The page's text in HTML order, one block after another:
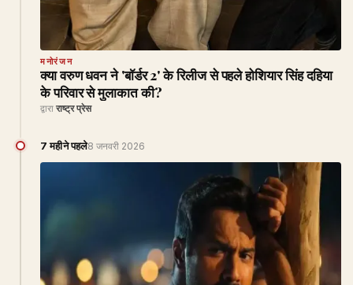
मनोरंजन
क्या वरुण धवन ने 'बॉर्डर 2' के रिलीज से पहले होशियार सिंह दहिया
के परिवार से मुलाकात की?
द्वारा राष्ट्र प्रेस
7 महीने पहले8 जनवरी 2026